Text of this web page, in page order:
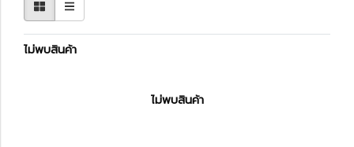
ไม่พบสินค้า
ไม่พบสินค้า